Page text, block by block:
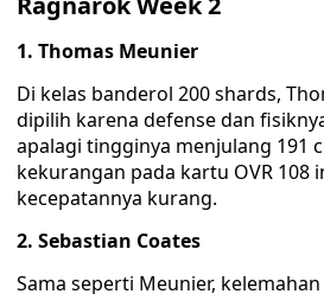
1. Thomas Meunier
Di kelas banderol 200 shards,
dipilih karena defense dan
apalagi tingginya menjulang 191
kekurangan pada kartu OVR 108
kecepatannya kurang.
2. Sebastian Coates
Sama seperti Meunier,